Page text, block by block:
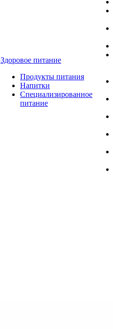
Здоровое питание
Продукты питания
Напитки
Специализированное
питание